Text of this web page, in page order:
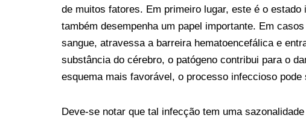
de muitos fatores. Em primeiro lugar, este é o estado
também desempenha um papel importante. Em
sangue, atravessa a barreira hematoencefálica e
substância do cérebro, o patógeno contribui para o
esquema mais favorável, o processo infeccioso
Deve-se notar que tal infecção tem uma